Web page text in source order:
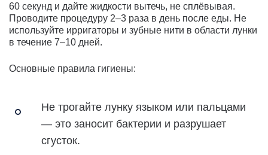
60 секунд и дайте жидкости вытечь, не сплёвывая.
Проводите процедуру 2–3 раза в день после еды. Не
используйте ирригаторы и зубные нити в области лунки
в течение 7–10 дней.
Основные правила гигиены:
Не трогайте лунку языком или пальцами
— это заносит бактерии и разрушает
сгусток.